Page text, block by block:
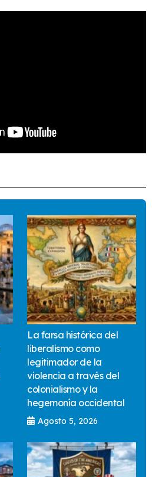
La farsa histórica del
liberalismo como
legitimador de la
violencia a través del
colonialismo y la
hegemonía occidental
Agosto 5, 2026